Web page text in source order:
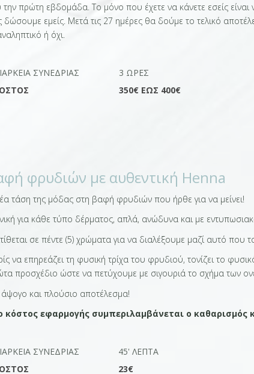
την πρώτη εβδομάδα. Το μόνο που έχετε να κάνετε εσείς
δώσουμε εμείς. Μετά τις 27 ημέρες θα δούμε το τελικό
ή όχι.
ΣΥΝΕΔΡΊΑΣ
3 ΏΡΕΣ
350€ ΕΩΣ 400€
φρυδιών με αυθεντική Henna
τάση της μόδας στη βαφή φρυδιών που ήρθε για να μείνει!
για κάθε τύπο δέρματος, απλά, ανώδυνα και με
σε πέντε (5) χρώματα για να διαλέξουμε μαζί αυτό που
να επηρεάζει τη φυσική τρίχα του φρυδιού, τονίζει το
προσχέδιο ώστε να πετύχουμε με σιγουριά το σχήμα των
άψογο και πλούσιο αποτέλεσμα!
κόστος εφαρμογής συμπεριλαμβάνεται ο καθαρισμός
ΣΥΝΕΔΡΊΑΣ
45' ΛΕΠΤΆ
23€